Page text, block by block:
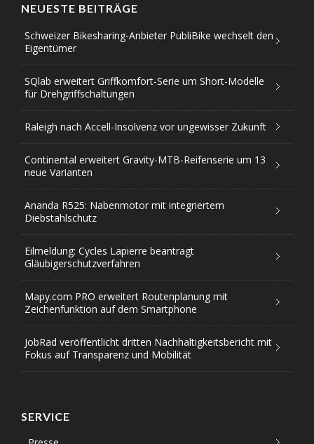
NEUESTE BEITRÄGE
Schweizer Bikesharing-Anbieter PubliBike wechselt den
Eigentümer
SQlab erweitert Griffkomfort-Serie um Short-Modelle
für Drehgriffschaltungen
Raleigh nach Accell-Insolvenz vor ungewisser Zukunft
Continental erweitert Gravity-MTB-Reifenserie um 13
neue Varianten
Ananda R525: Nabenmotor mit integriertem
Diebstahlschutz
Eilmeldung: Cycles Lapierre beantragt
Gläubigerschutzverfahren
Mapy.com PRO erweitert Routenplanung mit
Zeichenfunktion auf dem Smartphone
JobRad veröffentlicht dritten Nachhaltigkeitsbericht mit
Fokus auf Transparenz und Mobilität
SERVICE